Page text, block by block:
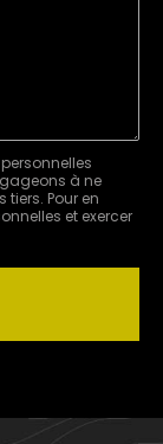
à ne
Pour en
et exercer